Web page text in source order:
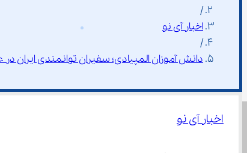
/
اخبار آی نو
/
دانش ‌آموزان المپیادی؛ سفیران توانمندی ایران در عرصه‌ های بین ‌المللی و آینده اقتصادی کشور
اخبار آی نو